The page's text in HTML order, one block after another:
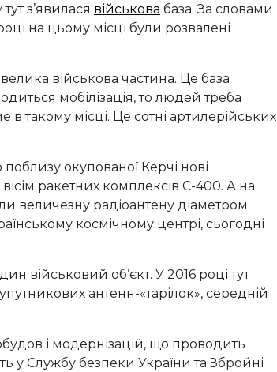
з’явилася військова база. За словами
на цьому місці були розвалені
військова частина. Це база
мобілізація, то людей треба
такому місці. Це сотні артилерійських
окупованої Керчі нові
ракетних комплексів С-400. А на
величезну радіоантену діаметром
космічному центрі, сьогодні
військовий об’єкт. У 2016 році тут
антенн-«тарілок», середній
і модернізацій, що проводить
у Службу безпеки України та Збройні